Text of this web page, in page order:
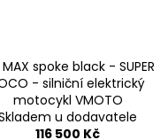
spoke black - SUPER
- silniční elektrický
motocykl VMOTO
u dodavatele
116 500 Kč